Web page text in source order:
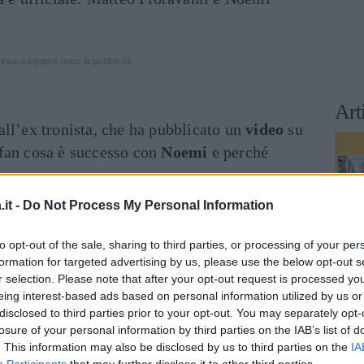
- Do Not Process My Personal Information
opt-out of the sale, sharing to third parties, or processing of your
for targeted advertising by us, please use the below opt-out
selection. Please note that after your opt-out request is processed
interest-based ads based on personal information utilized by us
to third parties prior to your opt-out. You may separately
of your personal information by third parties on the IAB’s list of
This information may also be disclosed by us to third parties on the
tronista, che ha pubblicato unvideo su
cosa è successo conNoemi e perché
chi è il nuovo tronista di Uomini
lo meritate, per i messaggi che mi avete
ogni giorno a me e a Noemi. Non è
un video, però ve le devo dire per forza. La